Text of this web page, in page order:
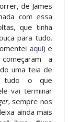
de James
com essa
que tinha
para tudo.
aqui) e
a
uma teia de
tudo o que
vai terminar
, sempre nos
ainda mais